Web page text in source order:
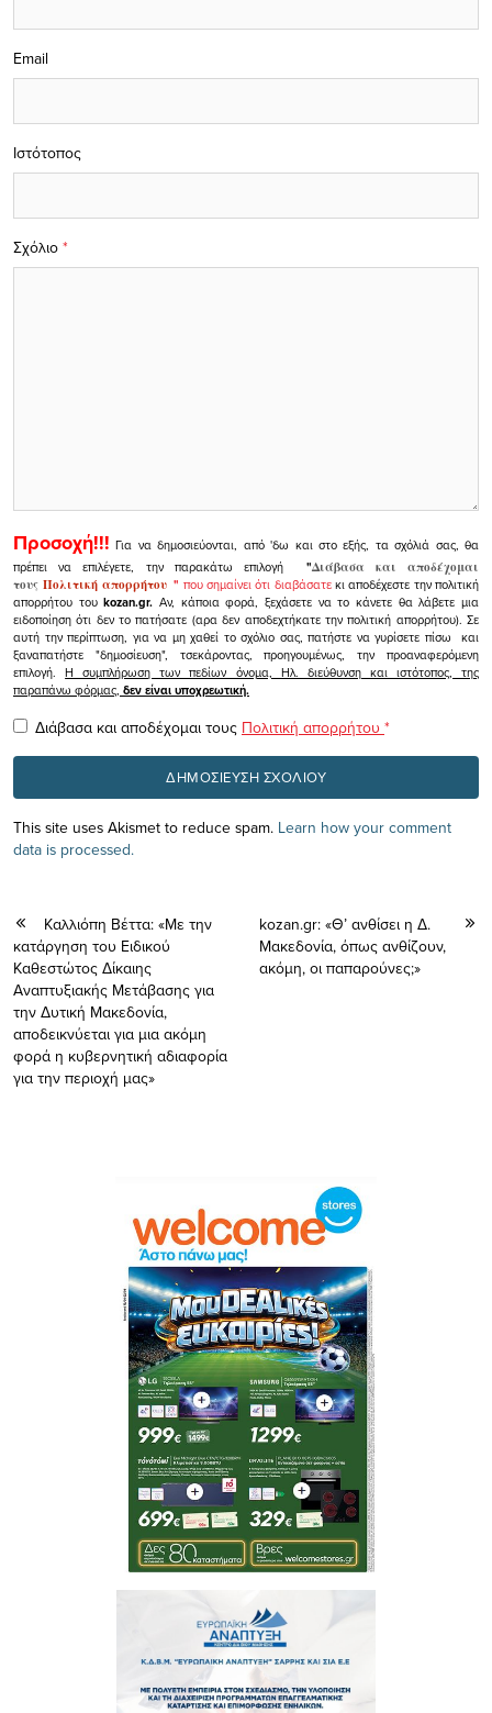
Σχόλιο *
Email
Ιστότοπος
Προσοχή!!! Για να δημοσιεύονται, από 'δω και στο εξής, τα σχόλιά σας, θα
πρέπει να επιλέγετε, την παρακάτω επιλογή
"Διάβασα και αποδέχομαι
τουςΠολιτική απορρήτου" που σημαίνει ότι διαβάσατεκι αποδέχεστε την πολιτική
απορρήτου τουkozan.gr. Αν, κάποια φορά, ξεχάσετε να το κάνετε θα λάβετε μια
ειδοποίηση ότι δεν το πατήσατε (αρα δεν αποδεχτήκατε την πολιτική απορρήτου). Σε
αυτή την περίπτωση, για να μη χαθεί το σχόλιο σας, πατήστε να γυρίσετε πίσω και
ξαναπατήστε "δημοσίευση", τσεκάροντας, προηγουμένως, την προαναφερόμενη
επιλογή.Η συμπλήρωση των πεδίων όνομα, Ηλ. διεύθυνση και ιστότοπος, της
παραπάνω φόρμας, δεν είναι υποχρεωτική.
Διάβασα και αποδέχομαι τους Πολιτική απορρήτου *
This site uses Akismet to reduce spam. Learn how your comment
data is processed.
Καλλιόπη Βέττα: «Με την
κατάργηση του Ειδικού
Καθεστώτος Δίκαιης
Αναπτυξιακής Μετάβασης για
την Δυτική Μακεδονία,
αποδεικνύεται για μια ακόμη
φορά η κυβερνητική αδιαφορία
για την περιοχή μας»
kozan.gr: «Θ’ ανθίσει η Δ.
Μακεδονία, όπως ανθίζουν,
ακόμη, οι παπαρούνες;»